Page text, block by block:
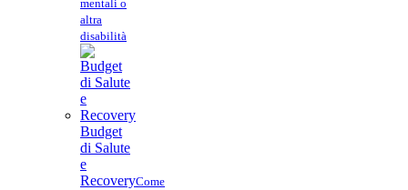
mentali o
altra
disabilità
Budget
di Salute
e
RecoveryCome